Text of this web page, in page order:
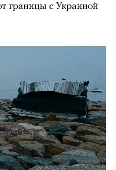
границы с Украиной